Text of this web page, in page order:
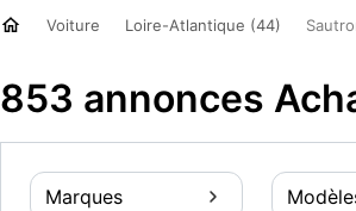
Voiture Loire-Atlantique (44)
853 annonces
Marques